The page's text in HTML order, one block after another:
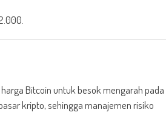
Bitcoin untuk besok mengarah pada
kripto, sehingga manajemen risiko